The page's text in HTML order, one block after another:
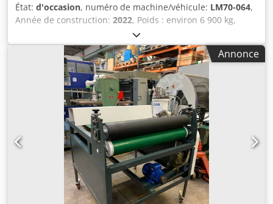
État: d'occasion, numéro de machine/véhicule: LM70-064,
Année de construction: 2022, Poids : environ 6 900 kg,
largeur d’impression maximale (planches) : 3 500 mm,
largeur d’impression maximale (rouleau) : 3 470 mm,
vitesse maximale : jusqu’à 330 m²/h, épaisseur maximale
du matériau : 70 mm, poids maximal du rouleau : 300 kg,
séchage : polymérisation UV-LED, production cumulée :
environ 1,5 million de m² imprimés, système
d’alimentation et d’empilement entièrement automatisé,
barrière photoélectrique, 2 emplacements palettes, 1 unité
de refroidissement SMC HRS024-AF-20, R407c, table
d’extension à rouleaux rabattable (la machine a été
nettoyée, la tête d’impression vidée et protégée, et le
dispositif de sécurité pour le transport du chariot est
installé). Dkedjzqzawepfx Anlor
Annonce